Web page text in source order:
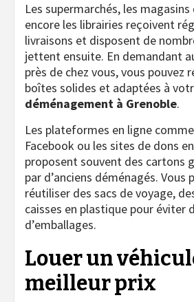
Les supermarchés, les
encore les librairies reçoivent
livraisons et disposent de
jettent ensuite. En demandant
près de chez vous, vous pouvez
boîtes solides et adaptées à
déménagement à Grenoble.
Les plateformes en ligne
Facebook ou les sites de dons
proposent souvent des cartons
par d’anciens déménagés. Vous
réutiliser des sacs de voyage,
caisses en plastique pour éviter
d’emballages.
Louer un
meilleur prix